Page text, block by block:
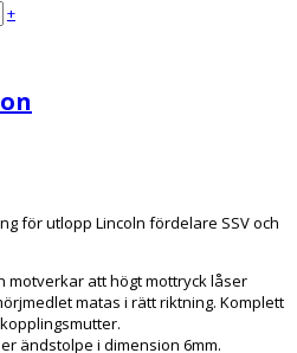
+
för utlopp Lincoln fördelare SSV och
att högt mottryck låser
matas i rätt riktning. Komplett
ändstolpe i dimension 6mm.